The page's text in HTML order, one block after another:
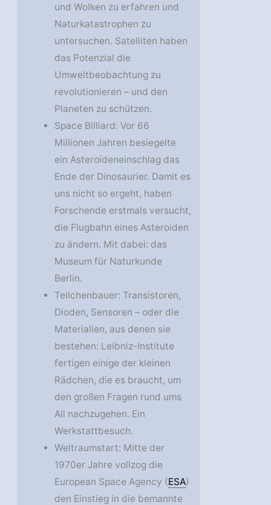
und Wolken zu erfahren und
Naturkatastrophen zu
untersuchen. Satelliten haben
das Potenzial die
Umweltbeobachtung zu
revolutionieren – und den
Planeten zu schützen.
Space Billiard: Vor 66
Millionen Jahren besiegelte
ein Asteroideneinschlag das
Ende der Dinosaurier. Damit es
uns nicht so ergeht, haben
Forschende erstmals versucht,
die Flugbahn eines Asteroiden
zu ändern. Mit dabei: das
Museum für Naturkunde
Berlin.
Teilchenbauer: Transistoren,
Dioden, Sensoren – oder die
Materialien, aus denen sie
bestehen: Leibniz-Institute
fertigen einige der kleinen
Rädchen, die es braucht, um
den großen Fragen rund ums
All nachzugehen. Ein
Werkstattbesuch.
Weltraumstart: Mitte der
1970er Jahre vollzog die
European Space Agency (ESA)
den Einstieg in die bemannte